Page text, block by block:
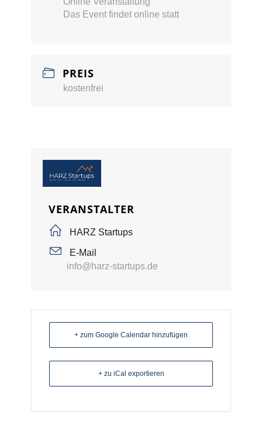
Das Event findet online statt
PREIS
kostenfrei
VERANSTALTER
HARZ Startups
E-Mail
info@harz-startups.de
+ zum Google Calendar hinzufügen
+ zu iCal exportieren